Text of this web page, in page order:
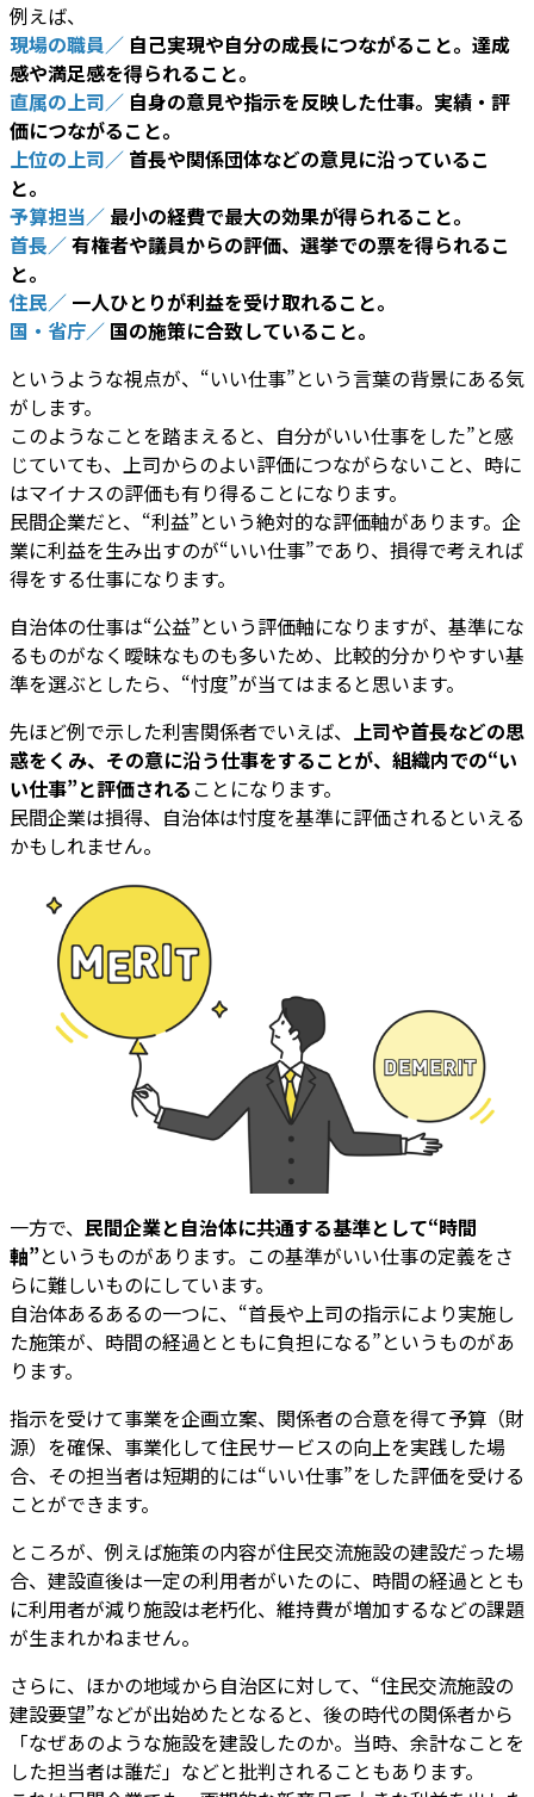
例えば、
現場の職員／ 自己実現や自分の成長につながること。達成
感や満足感を得られること。
直属の上司／ 自身の意見や指示を反映した仕事。実績・評
価につながること。
上位の上司／ 首長や関係団体などの意見に沿っているこ
と。
予算担当／ 最小の経費で最大の効果が得られること。
首長／有権者や議員からの評価、選挙での票を得られるこ
と。
住民／ 一人ひとりが利益を受け取れること。
国・省庁／ 国の施策に合致していること。
というような視点が、“いい仕事”という言葉の背景にある気
がします。
このようなことを踏まえると、自分がいい仕事をした”と感
じていても、上司からのよい評価につながらないこと、時に
はマイナスの評価も有り得ることになります。
民間企業だと、“利益”という絶対的な評価軸があります。企
業に利益を生み出すのが“いい仕事”であり、損得で考えれば
得をする仕事になります。
自治体の仕事は“公益”という評価軸になりますが、基準にな
るものがなく曖昧なものも多いため、比較的分かりやすい基
準を選ぶとしたら、“忖度”が当てはまると思います。
先ほど例で示した利害関係者でいえば、 上司や首長などの思
惑をくみ、その意に沿う仕事をすることが、組織内での“い
い仕事”と評価されることになります。
民間企業は損得、自治体は忖度を基準に評価されるといえる
かもしれません。
一方で、 民間企業と自治体に共通する基準として“時間
軸”というものがあります。この基準がいい仕事の定義をさ
らに難しいものにしています。
自治体あるあるの一つに、“首長や上司の指示により実施し
た施策が、時間の経過とともに負担になる”というものがあ
ります。
指示を受けて事業を企画立案、関係者の合意を得て予算（財
源）を確保、事業化して住民サービスの向上を実践した場
合、その担当者は短期的には“いい仕事”をした評価を受ける
ことができます。
ところが、例えば施策の内容が住民交流施設の建設だった場
合、建設直後は一定の利用者がいたのに、時間の経過ととも
に利用者が減り施設は老朽化、維持費が増加するなどの課題
が生まれかねません。
さらに、ほかの地域から自治区に対して、“住民交流施設の
建設要望”などが出始めたとなると、後の時代の関係者から
「なぜあのような施設を建設したのか。当時、余計なことを
した担当者は誰だ」などと批判されることもあります。